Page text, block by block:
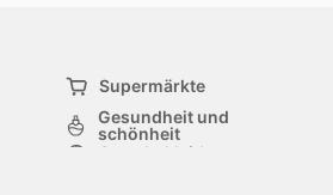
Supermärkte
Gesundheit und
schönheit
Sportbekleidung